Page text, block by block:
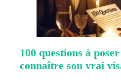
100 questions à
connaître son vrai